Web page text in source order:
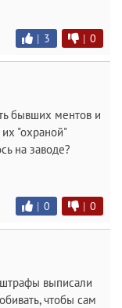
| 3 | 0
бывших ментов и
"охраной"
на заводе?
| 0 | 0
штрафы выписали
чтобы сам